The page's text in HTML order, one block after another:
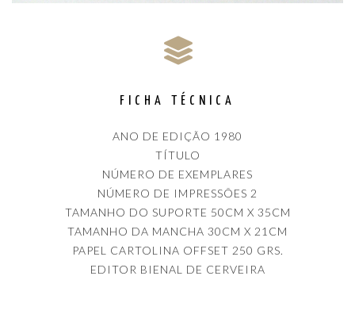
FICHA TÉCNICA
ANO DE EDIÇÃO 1980
TÍTULO
NÚMERO DE EXEMPLARES
NÚMERO DE IMPRESSÕES 2
TAMANHO DO SUPORTE 50CM X 35CM
TAMANHO DA MANCHA 30CM X 21CM
PAPEL CARTOLINA OFFSET 250 GRS.
EDITOR BIENAL DE CERVEIRA